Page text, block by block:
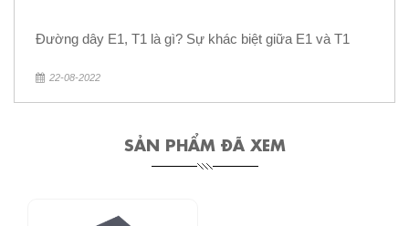
Đường dây E1, T1 là gì? Sự khác biệt giữa E1 và T1
22-08-2022
SẢN PHẨM ĐÃ XEM